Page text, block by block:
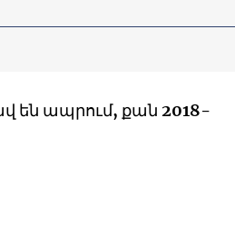
են ապրում, քան 2018-